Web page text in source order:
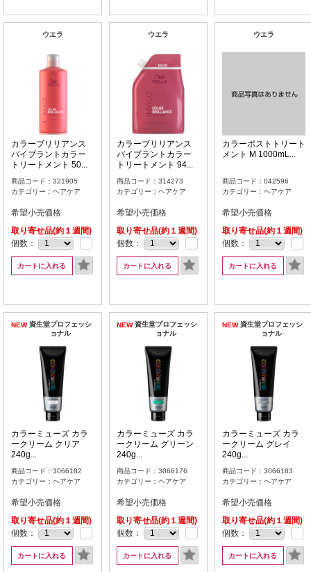
ウエラ
カラーブリリアンス
バイブラントカラー
トリートメント 50...
商品コード：321905
カテゴリー：ヘアケア
希望小売価格
取り寄せ品(約１週間)
個数：
カートに入れる
ウエラ
カラーブリリアンス
バイブラントカラー
トリートメント 94...
商品コード：314273
カテゴリー：ヘアケア
希望小売価格
取り寄せ品(約１週間)
個数：
カートに入れる
ウエラ
カラーポストトリート
メント M 1000mL...
商品コード：042596
カテゴリー：ヘアケア
希望小売価格
取り寄せ品(約１週間)
個数：
カートに入れる
NEW 資生堂プロフェッシ
ョナル
カラーミューズ カラ
ークリーム クリア
240g...
商品コード：3066182
カテゴリー：ヘアケア
希望小売価格
取り寄せ品(約１週間)
個数：
カートに入れる
NEW 資生堂プロフェッシ
ョナル
カラーミューズ カラ
ークリーム グリーン
240g...
商品コード：3066176
カテゴリー：ヘアケア
希望小売価格
取り寄せ品(約１週間)
個数：
カートに入れる
NEW 資生堂プロフェッシ
ョナル
カラーミューズ カラ
ークリーム グレイ
240g...
商品コード：3066183
カテゴリー：ヘアケア
希望小売価格
取り寄せ品(約１週間)
個数：
カートに入れる